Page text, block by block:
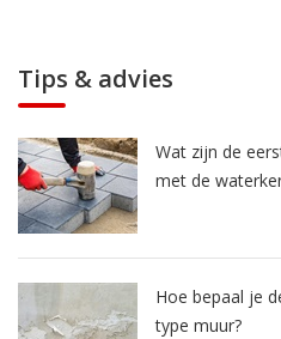
Tips & advies
Wat zijn de
met de
Hoe bepaal je
type muur?